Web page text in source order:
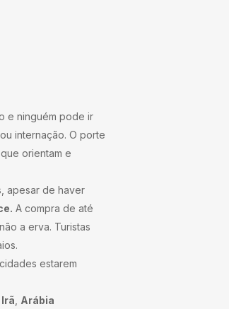
e ninguém pode ir
internação. O porte
orientam e
apesar de haver
A compra de até
a erva. Turistas
estarem
Irã Arábia